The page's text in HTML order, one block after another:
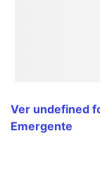
Ver undefined
Emergente